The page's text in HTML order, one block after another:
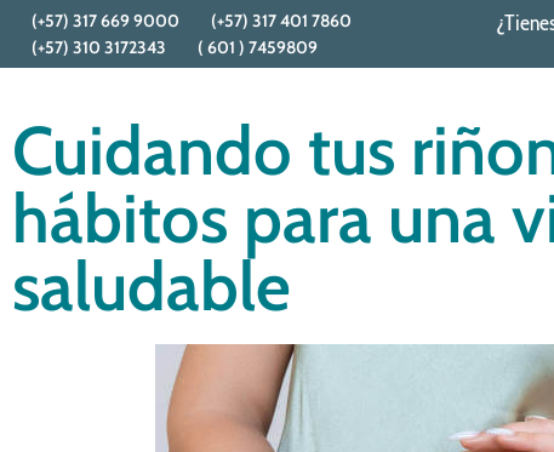
(+57) 317 669 9000
(+57) 317 401 7860
(+57) 310 3172343
( 601 ) 7459809
Cuidando tus
hábitos para una
saludable